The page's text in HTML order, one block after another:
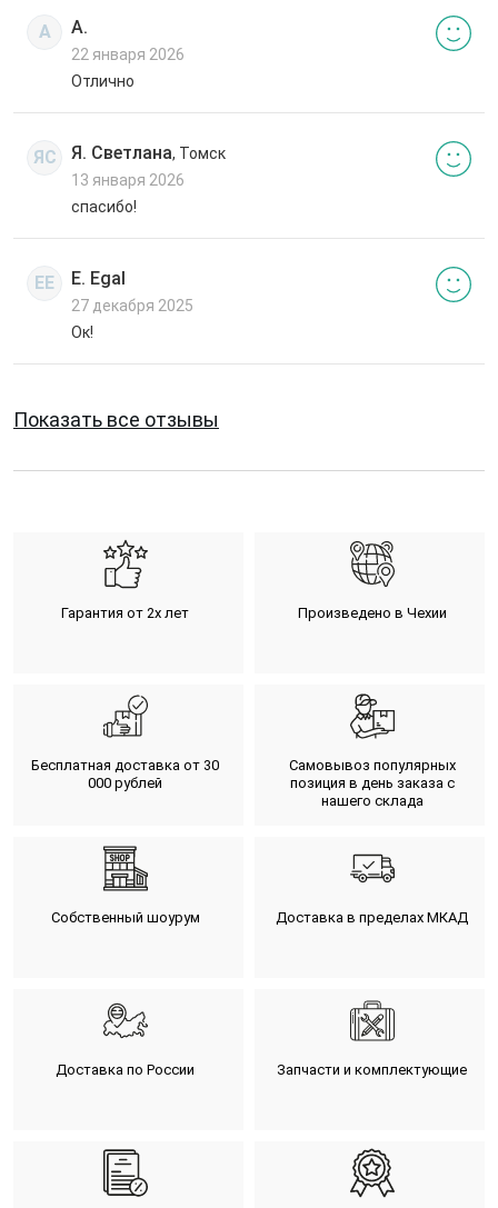
А А.
22 января 2026
Отлично
ЯС Я. Светлана, Томск
13 января 2026
спасибо!
EE E. Egal
27 декабря 2025
Ок!
Показать все отзывы
Гарантия от 2х лет Произведено в Чехии
Бесплатная доставка от 30
000 рублей
Самовывоз популярных
позиция в день заказа с
нашего склада
Собственный шоурум Доставка в пределах МКАД
Доставка по России Запчасти и комплектующие